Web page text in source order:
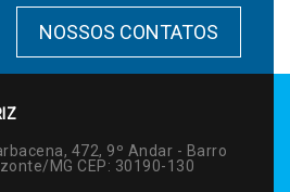
NOSSOS CONTATOS
472, 9º Andar - Barro
MG CEP: 30190-130